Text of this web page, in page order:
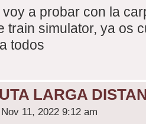
a probar con la
train simulator, ya os
todos
LARGA
11, 2022 9:12 am